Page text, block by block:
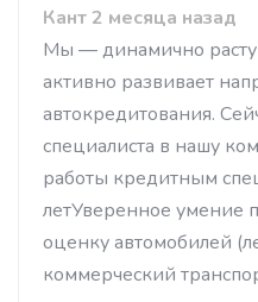
Кант 2 месяца назад
Мы — динамично
активно развивает
автокредитования.
специалиста в нашу
работы кредитным
летУверенное умение
оценку автомобилей
коммерческий